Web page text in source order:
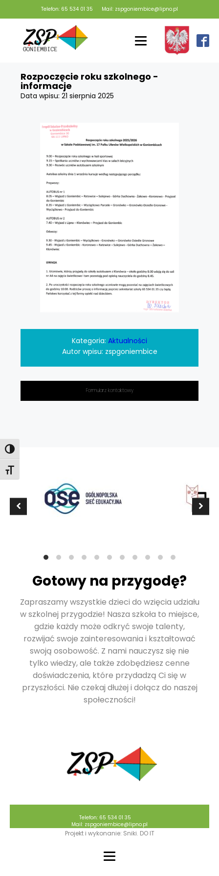
Toggle High Contrast
Toggle Font size
Telefon: 65 534 01 35 Mail: zspgoniembice@lipno.pl
Rozpoczęcie roku szkolnego -
informacje
Data wpisu:21 sierpnia 2025
Kategoria: Aktualności
Autor wpisu: zspgoniembice
Formularz kontaktowy
Gotowy na przygodę?
Zapraszamy wszystkie dzieci do wzięcia udziału
w szkolnej przygodzie! Nasza szkoła to miejsce,
gdzie każdy może odkryć swoje talenty,
rozwijać swoje zainteresowania i kształtować
swoją osobowość. Z nami nauczysz się nie
tylko wiedzy, ale także zdobędziesz cenne
doświadczenia, które przydadzą Ci się w
przyszłości. Nie czekaj dłużej i dołącz do naszej
społeczności!
Telefon: 65 534 01 35
Mail: zspgoniembice@lipno.pl
Projekt i wykonanie: Sniki. DO IT